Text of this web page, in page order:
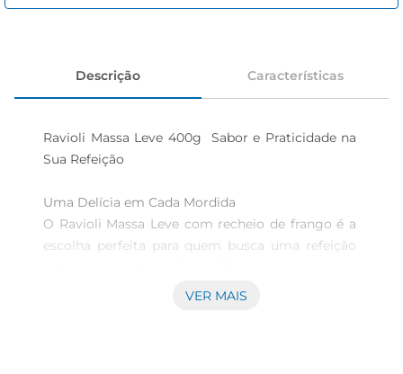
Descrição Características
Ravioli Massa Leve 400g  Sabor e Praticidade na
Sua Refeição
Uma Delícia em Cada Mordida
O Ravioli Massa Leve com recheio de frango é a
escolha perfeita para quem busca uma refeição
recheio suculento, este prato traz a combinação
VER MAIS